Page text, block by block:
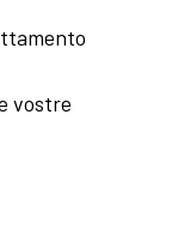
vostre